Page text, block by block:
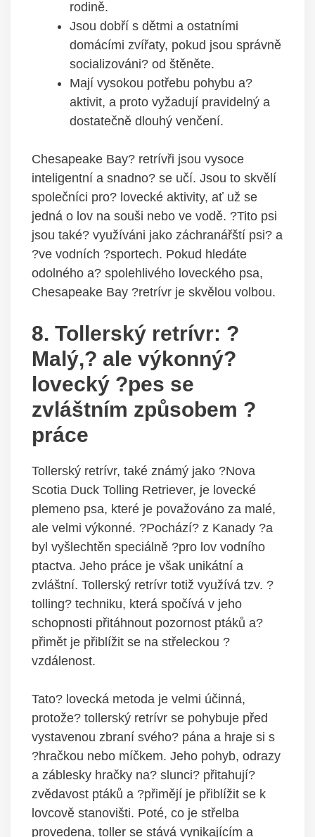
rodině.
Jsou dobří s dětmi a ostatními
domácími zvířaty, pokud jsou správně
socializováni? od štěněte.
Mají vysokou potřebu pohybu a?
aktivit, a proto vyžadují pravidelný a
dostatečně dlouhý venčení.
Chesapeake Bay? retrívři jsou vysoce
inteligentní a snadno? se učí. Jsou to skvělí
společníci pro? lovecké aktivity, ať už se
jedná o lov na souši nebo ve vodě. ?Tito psi
jsou také? využíváni jako záchranářští psi? a
?ve vodních ?sportech. Pokud hledáte
odolného a? spolehlivého loveckého psa,
Chesapeake Bay ?retrívr je skvělou volbou.
8. Tollerský retrívr: ?
Malý,? ale výkonný?
lovecký ?pes se
zvláštním způsobem ?
práce
Tollerský retrívr, také známý jako ?Nova
Scotia Duck Tolling Retriever, je lovecké
plemeno psa, které je považováno za malé,
ale velmi výkonné. ?Pochází? z Kanady ?a
byl vyšlechtěn speciálně ?pro lov vodního
ptactva. Jeho práce je však unikátní a
zvláštní. Tollerský retrívr totiž využívá tzv. ?
tolling? techniku, která spočívá v jeho
schopnosti přitáhnout pozornost ptáků a?
přimět je přiblížit se na střeleckou ?
vzdálenost.
Tato? lovecká metoda je velmi účinná,
protože? tollerský retrívr se pohybuje před
vystavenou zbraní svého? pána a hraje si s
?hračkou nebo míčkem. Jeho pohyb, odrazy
a záblesky hračky na? slunci? přitahují?
zvědavost ptáků a ?přimějí je přiblížit se k
lovcově stanovišti. Poté, co je střelba
provedena, toller se stává vynikajícím a